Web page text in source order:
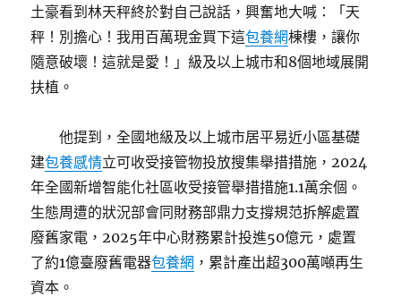
土豪看到林天秤終於對自己說話，興奮地大喊：「天
秤！別擔心！我用百萬現金買下這包養網棟樓，讓你
隨意破壞！這就是愛！」級及以上城市和8個地域展開
扶植。
他提到，全國地級及以上城市居平易近小區基礎
建包養感情立可收受接管物投放搜集舉措措施，2024
年全國新增智能化社區收受接管舉措措施1.1萬余個。
生態周遭的狀況部會同財務部鼎力支撐規范拆解處置
廢舊家電，2025年中心財務累計投進50億元，處置
了約1億臺廢舊電器包養網 ，累計產出超300萬噸再生
資本。